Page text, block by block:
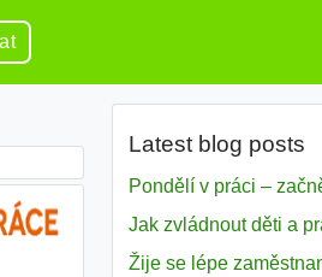
Latest blog posts
Jak zvládnout děti a